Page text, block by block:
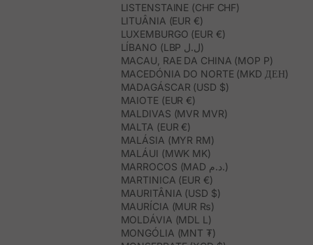
LISTENSTAINE (CHF CHF)
LITUÂNIA (EUR €)
LUXEMBURGO (EUR €)
LÍBANO (LBP ل.ل)
MACAU, RAE DA CHINA (MOP P)
MACEDÓNIA DO NORTE (MKD ДЕН)
MADAGÁSCAR (USD $)
MAIOTE (EUR €)
MALDIVAS (MVR MVR)
MALTA (EUR €)
MALÁSIA (MYR RM)
MALÁUI (MWK MK)
MARROCOS (MAD د.م.)
MARTINICA (EUR €)
MAURITÂNIA (USD $)
MAURÍCIA (MUR ₨)
MOLDÁVIA (MDL L)
MONGÓLIA (MNT ₮)